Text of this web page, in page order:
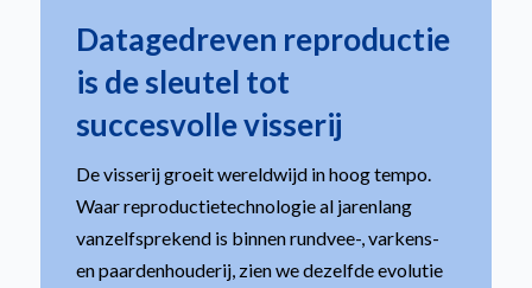
Datagedreven reproductie
is de sleutel tot
succesvolle visserij
De visserij groeit wereldwijd in hoog tempo.
Waar reproductietechnologie al jarenlang
vanzelfsprekend is binnen rundvee-, varkens-
en paardenhouderij, zien we dezelfde evolutie